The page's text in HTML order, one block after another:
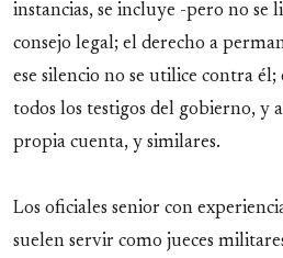
instancias, se incluye -pero no se
consejo legal; el derecho a
ese silencio no se utilice contra él;
todos los testigos del gobierno, y
propia cuenta, y similares.
Los oficiales senior con
suelen servir como jueces